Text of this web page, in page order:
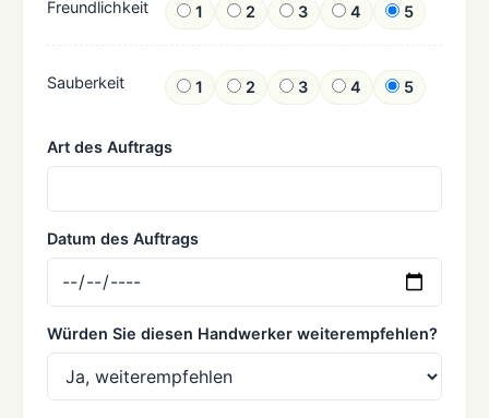
Freundlichkeit 1 2 3 4 5
Sauberkeit 1 2 3 4 5
Art des Auftrags
Datum des Auftrags
Würden Sie diesen Handwerker weiterempfehlen?